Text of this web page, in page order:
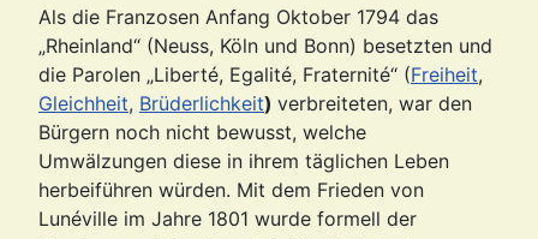
Als die Franzosen Anfang Oktober 1794 das
„Rheinland“ (Neuss, Köln und Bonn) besetzten und
die Parolen „Liberté, Egalité, Fraternité“ (Freiheit,
Gleichheit, Brüderlichkeit) verbreiteten, war den
Bürgern noch nicht bewusst, welche
Umwälzungen diese in ihrem täglichen Leben
herbeiführen würden. Mit dem Frieden von
Lunéville im Jahre 1801 wurde formell der